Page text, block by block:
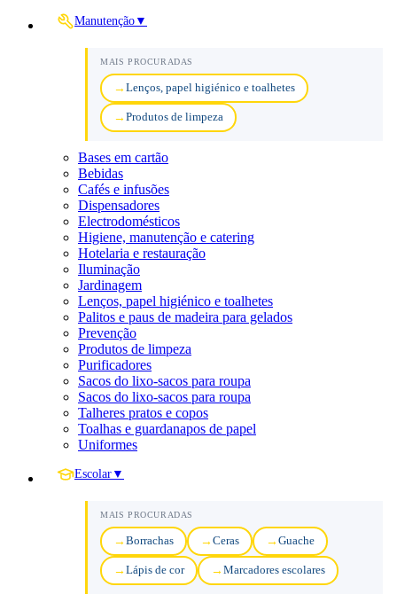
Manutenção ▼
MAIS PROCURADAS
Lenços, papel higiénico e toalhetes
Produtos de limpeza
Bases em cartão
Bebidas
Cafés e infusões
Dispensadores
Electrodomésticos
Higiene, manutenção e catering
Hotelaria e restauração
Iluminação
Jardinagem
Lenços, papel higiénico e toalhetes
Palitos e paus de madeira para gelados
Prevenção
Produtos de limpeza
Purificadores
Sacos do lixo-sacos para roupa
Sacos do lixo-sacos para roupa
Talheres pratos e copos
Toalhas e guardanapos de papel
Uniformes
Escolar ▼
MAIS PROCURADAS
Borrachas Ceras Guache
Lápis de cor Marcadores escolares